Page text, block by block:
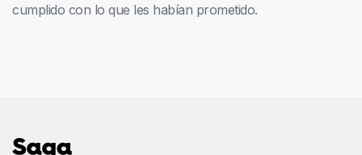
cumplido con lo que les habían prometido.